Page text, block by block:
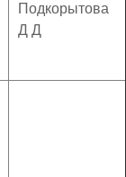
Подкорытова
Д Д